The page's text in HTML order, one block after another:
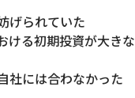
げられていた
ける初期投資が大きな
社には合わなかった